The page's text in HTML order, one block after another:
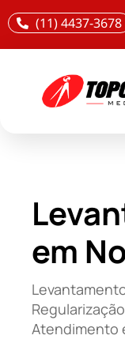
(11) 4437-3678
em
Atendimento